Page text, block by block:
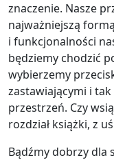
znaczenie. Nasze
najważniejszą
i funkcjonalności
będziemy chodzić
wybierzemy
zastawiającymi i
przestrzeń. Czy
rozdział książki, z
Bądźmy dobrzy dla